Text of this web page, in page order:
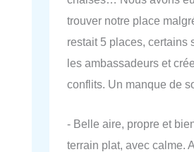
trouver notre place
restait 5 places, certains
les ambassadeurs et
conflits. Un manque de
- Belle aire, propre et
terrain plat, avec calme.